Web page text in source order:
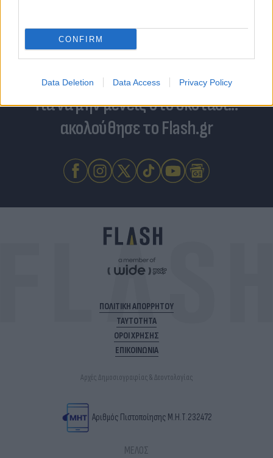
CONFIRM
Data Deletion Data Access Privacy Policy
Για να μην μένεις στο σκοτάδι...
ακολούθησε το Flash.gr
ΠΟΛΙΤΙΚΗ ΑΠΟΡΡΗΤΟΥ
ΤΑΥΤΟΤΗΤΑ
ΟΡΟΙ ΧΡΗΣΗΣ
ΕΠΙΚΟΙΝΩΝΙΑ
Αρχές Δημοσιογραφίας & Δεοντολογίας
Αριθμός Πιστοποίησης Μ.Η.Τ.232472
ΜΕΛΟΣ